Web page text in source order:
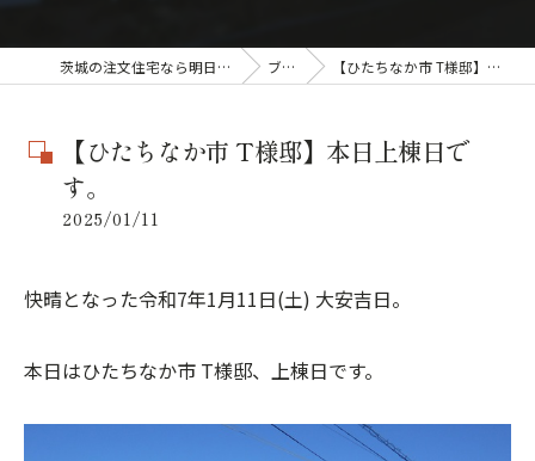
茨城の注文住宅なら明日家デザイン工房 ブログ 【ひたちなか市 T様邸】本日上棟日です。
【ひたちなか市 T様邸】本日上棟日で
す。
2025/01/11
快晴となった令和7年1月11日(土) 大安吉日。
本日はひたちなか市 T様邸、上棟日です。